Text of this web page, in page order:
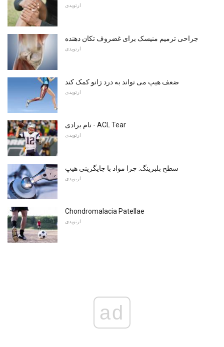
ارتوپدی
جراحی ترمیم منیسک برای غضروف تکان دهنده
ارتوپدی
ضعف هیپ می تواند به درد زانو کمک کند
ارتوپدی
تام برادی - ACL Tear
ارتوپدی
سطح بلبرینگ: چرا مواد با جایگزینی هیپ
ارتوپدی
Chondromalacia Patellae
ارتوپدی
ad